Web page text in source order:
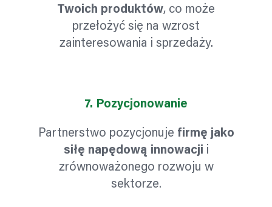
Twoich produktów, co może
przełożyć się na wzrost
zainteresowania i sprzedaży.
7. Pozycjonowanie
Partnerstwo pozycjonuje firmę jako
siłę napędową innowacji i
zrównoważonego rozwoju w
sektorze.